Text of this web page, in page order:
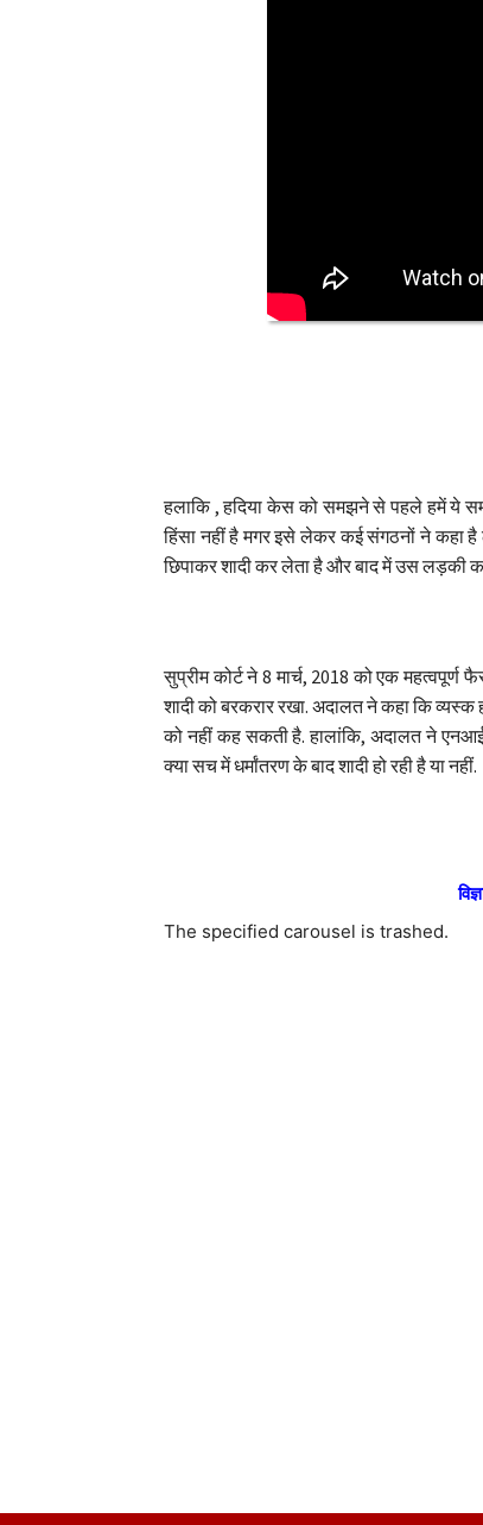
हलाकि , हदिया केस को समझने से पहले हमें ये
हिंसा नहीं है मगर इसे लेकर कई संगठनों ने कहा
छिपाकर शादी कर लेता है और बाद में उस लड़की का
सुप्रीम कोर्ट ने 8 मार्च, 2018 को एक
शादी को बरकरार रखा. अदालत ने कहा कि
को नहीं कह सकती है. हालांकि, अदालत ने
क्या सच में धर्मांतरण के बाद शादी हो रही है या नहीं.
The specified carousel is trashed.